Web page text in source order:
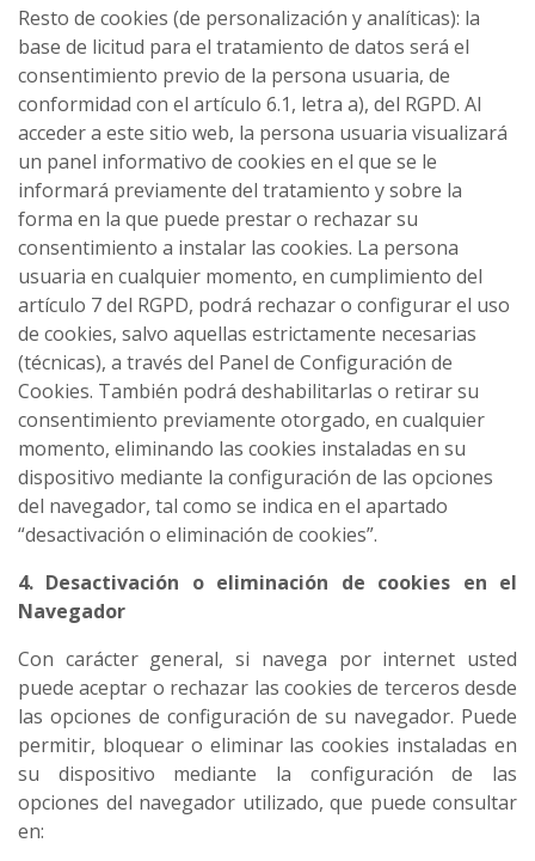
Resto de cookies (de personalización y analíticas): la
base de licitud para el tratamiento de datos será el
consentimiento previo de la persona usuaria, de
conformidad con el artículo 6.1, letra a), del RGPD. Al
acceder a este sitio web, la persona usuaria visualizará
un panel informativo de cookies en el que se le
informará previamente del tratamiento y sobre la
forma en la que puede prestar o rechazar su
consentimiento a instalar las cookies. La persona
usuaria en cualquier momento, en cumplimiento del
artículo 7 del RGPD, podrá rechazar o configurar el uso
de cookies, salvo aquellas estrictamente necesarias
(técnicas), a través del Panel de Configuración de
Cookies. También podrá deshabilitarlas o retirar su
consentimiento previamente otorgado, en cualquier
momento, eliminando las cookies instaladas en su
dispositivo mediante la configuración de las opciones
del navegador, tal como se indica en el apartado
“desactivación o eliminación de cookies”.
4. Desactivación o eliminación de cookies en el
Navegador
Con carácter general, si navega por internet usted
puede aceptar o rechazar las cookies de terceros desde
las opciones de configuración de su navegador. Puede
permitir, bloquear o eliminar las cookies instaladas en
su dispositivo mediante la configuración de las
opciones del navegador utilizado, que puede consultar
en: